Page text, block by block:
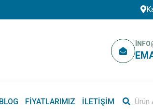
BLOG FIYATLARIMIZ İLETIŞIM